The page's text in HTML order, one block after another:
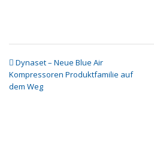
Dynaset – Neue Blue Air
Kompressoren Produktfamilie auf
dem Weg